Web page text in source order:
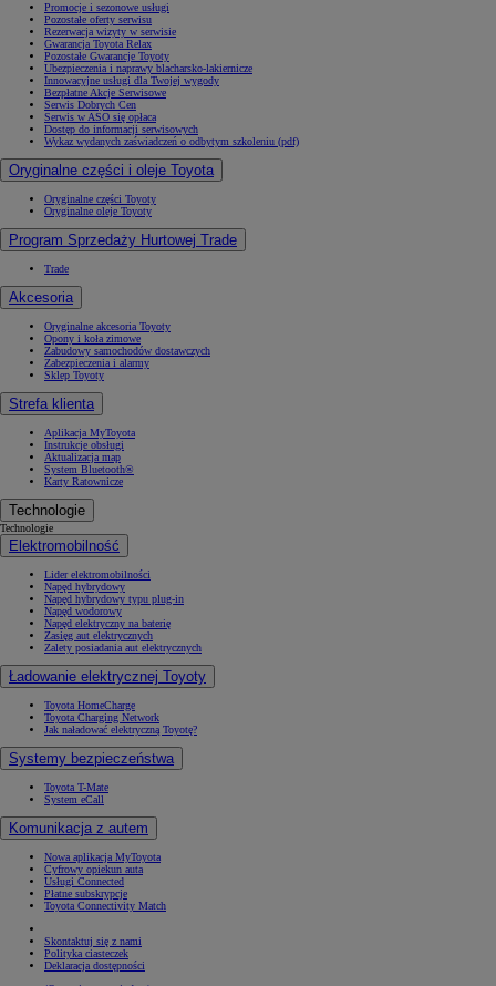
Promocje i sezonowe usługi
Pozostałe oferty serwisu
Rezerwacja wizyty w serwisie
Gwarancja Toyota Relax
Pozostałe Gwarancje Toyoty
Ubezpieczenia i naprawy blacharsko-lakiernicze
Innowacyjne usługi dla Twojej wygody
Bezpłatne Akcje Serwisowe
Serwis Dobrych Cen
Serwis w ASO się opłaca
Dostęp do informacji serwisowych
Wykaz wydanych zaświadczeń o odbytym szkoleniu (pdf)
Oryginalne części i oleje Toyota
Oryginalne części Toyoty
Oryginalne oleje Toyoty
Program Sprzedaży Hurtowej Trade
Trade
Akcesoria
Oryginalne akcesoria Toyoty
Opony i koła zimowe
Zabudowy samochodów dostawczych
Zabezpieczenia i alarmy
Sklep Toyoty
Strefa klienta
Aplikacja MyToyota
Instrukcje obsługi
Aktualizacja map
System Bluetooth®
Karty Ratownicze
Technologie
Technologie
Elektromobilność
Lider elektromobilności
Napęd hybrydowy
Napęd hybrydowy typu plug-in
Napęd wodorowy
Napęd elektryczny na baterię
Zasięg aut elektrycznych
Zalety posiadania aut elektrycznych
Ładowanie elektrycznej Toyoty
Toyota HomeCharge
Toyota Charging Network
Jak naładować elektryczną Toyotę?
Systemy bezpieczeństwa
Toyota T-Mate
System eCall
Komunikacja z autem
Nowa aplikacja MyToyota
Cyfrowy opiekun auta
Usługi Connected
Płatne subskrypcje
Toyota Connectivity Match
Skontaktuj się z nami
Polityka ciasteczek
Deklaracja dostępności